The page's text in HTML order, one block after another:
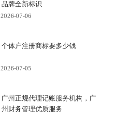
品牌全新标识
2026-07-06
个体户注册商标要多少钱
2026-07-05
广州正规代理记账服务机构，广
州财务管理优质服务